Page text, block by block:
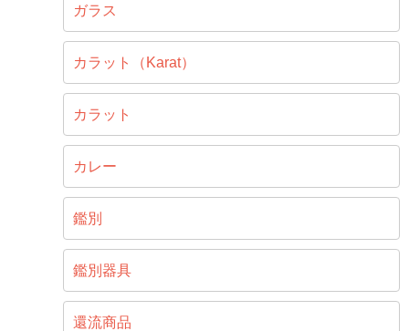
ガラス
カラット（Karat）
カラット
カレー
鑑別
鑑別器具
還流商品